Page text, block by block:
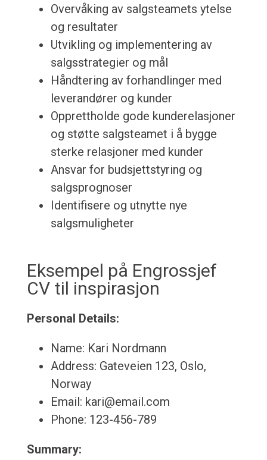
Overvåking av salgsteamets ytelse
og resultater
Utvikling og implementering av
salgsstrategier og mål
Håndtering av forhandlinger med
leverandører og kunder
Opprettholde gode kunderelasjoner
og støtte salgsteamet i å bygge
sterke relasjoner med kunder
Ansvar for budsjettstyring og
salgsprognoser
Identifisere og utnytte nye
salgsmuligheter
Eksempel på Engrossjef
CV til inspirasjon
Personal Details:
Name: Kari Nordmann
Address: Gateveien 123, Oslo,
Norway
Email: kari@email.com
Phone: 123-456-789
Summary: